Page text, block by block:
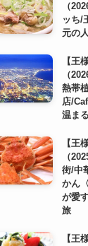
（
ッち/
元の
【王
（
熱帯
店/
温ま
【王
（
街/中
かん
が愛
旅
【王